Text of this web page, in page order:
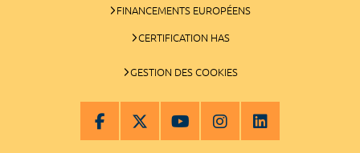
FINANCEMENTS EUROPÉENS
CERTIFICATION HAS
GESTION DES COOKIES